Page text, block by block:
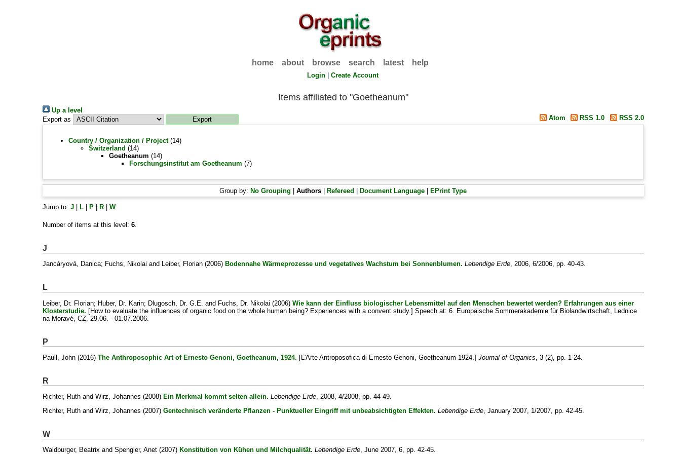
home about browse search latest help
Login |Create Account
Items affiliated to "Goetheanum"
Up a level
Export as
Atom RSS 1.0 RSS 2.0
Country / Organization / Project(14)
Switzerland (14)
Goetheanum (14)
Forschungsinstitut am Goetheanum (7)
Group by: No Grouping |Authors Refereed Document Language EPrint Type
Jump to: J| L| P| R| W
Number of items at this level: 6.
J
Jancáryová, Danica; Fuchs, Nikolai and Leiber, Florian(2006) Bodennahe Wärmeprozesse und vegetatives Wachstum bei Sonnenblumen. Lebendige Erde, 2006, 6/2006, pp. 40-43.
L
Leiber, Dr. Florian; Huber, Dr. Karin; Dlugosch, Dr. G.E. and Fuchs, Dr. Nikolai (2006) Wie kann der Einfluss biologischer Lebensmittel auf den Menschen bewertet werden? Erfahrungen aus einer
Klosterstudie. [How to evaluate the influences of organic food on the whole human being? Experiences with a convent study.] Speech at: 6. Europäische Sommerakademie für Biolandwirtschaft, Lednice
na Moravé, CZ, 29.06. - 01.07.2006.
P
Paull, John(2016) The Anthroposophic Art of Ernesto Genoni, Goetheanum, 1924. [L'Arte Antroposofica di Ernesto Genoni, Goetheanum 1924.] Journal of Organics , 3 (2), pp. 1-24.
R
Richter, Ruthand Wirz, Johannes (2008) Ein Merkmal kommt selten allein. Lebendige Erde, 2008, 4/2008, pp. 44-49.
Richter, Ruthand Wirz, Johannes (2007) Gentechnisch veränderte Pflanzen - Punktueller Eingriff mit unbeabsichtigten Effekten. Lebendige Erde, January 2007, 1/2007, pp. 42-45.
W
Waldburger, Beatrixand Spengler, Anet(2007) Konstitution von Kühen und Milchqualität. Lebendige Erde, June 2007, 6, pp. 42-45.